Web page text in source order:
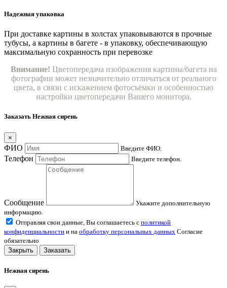
Надежная упаковка
При доставке картины в холстах упаковываются в прочные
тубусы, а картины в багете - в упаковку, обеспечивающую
максимальную сохранность при перевозке
Внимание! Цветопередача изображения картины/багета на
фотографии может незначительно отличаться от реального
цвета, в связи с искажением фотосъёмки и особенностью
настройки цветопередачи Вашего монитора.
Заказать Нежная сирень
×
ФИО Введите ФИО.
Телефон Введите телефон.
Сообщение
Укажите дополнительную
информацию.
Отправляя свои данные, Вы соглашаетесь с политикой
конфиденциальности и на обработку персональных данных Согласие
обязательно
Закрыть
Заказать
Нежная сирень